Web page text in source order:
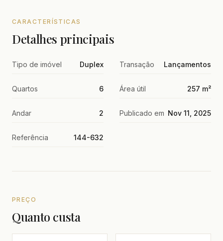
CARACTERÍSTICAS
Detalhes principais
Tipo de imóvel Duplex Transação Lançamentos
Quartos 6 Área útil 257 m²
Andar 2 Publicado em Nov 11, 2025
Referência 144-632
PREÇO
Quanto custa